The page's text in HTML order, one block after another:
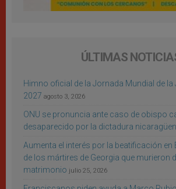
ÚLTIMAS
Himno oficial de la Jornada Mundial de la
2027 agosto 3, 2026
ONU se pronuncia ante caso de obispo
desaparecido por la dictadura
Aumenta el interés por la beatificación en
de los mártires de Georgia que murieron
matrimonio julio 25, 2026